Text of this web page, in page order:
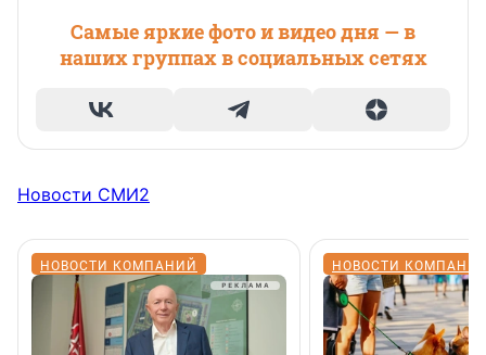
Самые яркие фото и видео дня — в
наших группах в социальных сетях
Новости СМИ2
НОВОСТИ КОМПАНИЙ НОВОСТИ